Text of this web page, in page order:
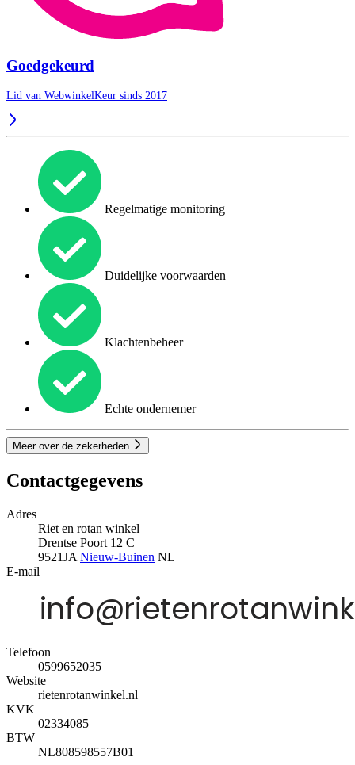
Goedgekeurd
Lid van WebwinkelKeur sinds 2017
Regelmatige monitoring
Duidelijke voorwaarden
Klachtenbeheer
Echte ondernemer
Meer over de zekerheden
Contactgegevens
Adres
Riet en rotan winkel
Drentse Poort 12 C
9521JA Nieuw-Buinen NL
E-mail
Telefoon
0599652035
Website
rietenrotanwinkel.nl
KVK
02334085
BTW
NL808598557B01